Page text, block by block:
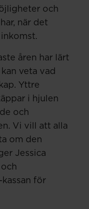
och
när det
åren har lärt
veta vad
Yttre
i hjulen
och
Vi vill att alla
om den
Jessica
för